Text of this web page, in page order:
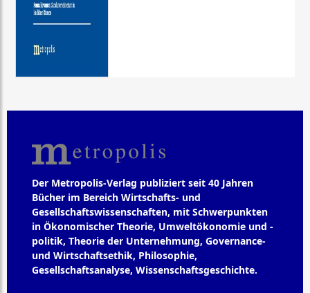
Der Metropolis-Verlag publiziert seit 40 Jahren
Bücher im Bereich Wirtschafts- und
Gesellschaftswissenschaften, mit Schwerpunkten
in Ökonomischer Theorie, Umweltökonomie und -
politik, Theorie der Unternehmung, Governance-
und Wirtschaftsethik, Philosophie,
Gesellschaftsanalyse, Wissenschaftsgeschichte.